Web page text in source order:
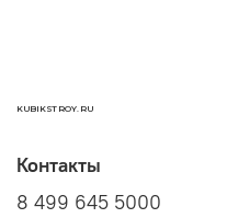
KUBIKSTROY.RU
Контакты
8 499 645 5000